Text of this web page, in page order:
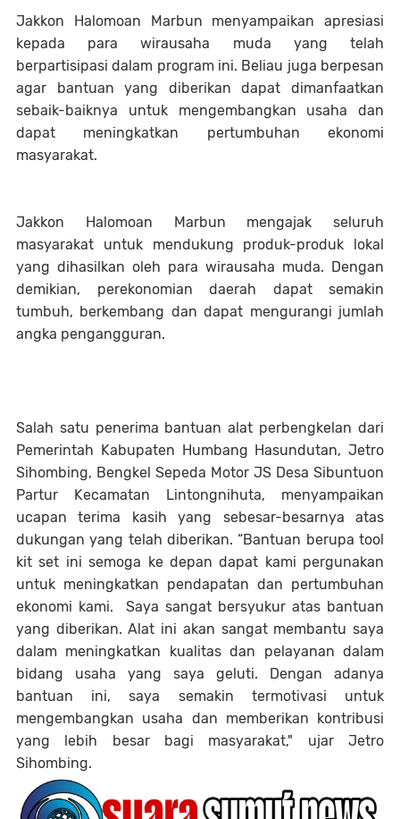
Jakkon Halomoan Marbun menyampaikan apresiasi
kepada para wirausaha muda yang telah
berpartisipasi dalam program ini. Beliau juga berpesan
agar bantuan yang diberikan dapat dimanfaatkan
sebaik-baiknya untuk mengembangkan usaha dan
dapat meningkatkan pertumbuhan ekonomi
masyarakat.
Jakkon Halomoan Marbun mengajak seluruh
masyarakat untuk mendukung produk-produk lokal
yang dihasilkan oleh para wirausaha muda. Dengan
demikian, perekonomian daerah dapat semakin
tumbuh, berkembang dan dapat mengurangi jumlah
angka pengangguran.
Salah satu penerima bantuan alat perbengkelan dari
Pemerintah Kabupaten Humbang Hasundutan, Jetro
Sihombing, Bengkel Sepeda Motor JS Desa Sibuntuon
Partur Kecamatan Lintongnihuta, menyampaikan
ucapan terima kasih yang sebesar-besarnya atas
dukungan yang telah diberikan. “Bantuan berupa tool
kit set ini semoga ke depan dapat kami pergunakan
untuk meningkatkan pendapatan dan pertumbuhan
ekonomi kami. Saya sangat bersyukur atas bantuan
yang diberikan. Alat ini akan sangat membantu saya
dalam meningkatkan kualitas dan pelayanan dalam
bidang usaha yang saya geluti. Dengan adanya
bantuan ini, saya semakin termotivasi untuk
mengembangkan usaha dan memberikan kontribusi
yang lebih besar bagi masyarakat," ujar Jetro
Sihombing.